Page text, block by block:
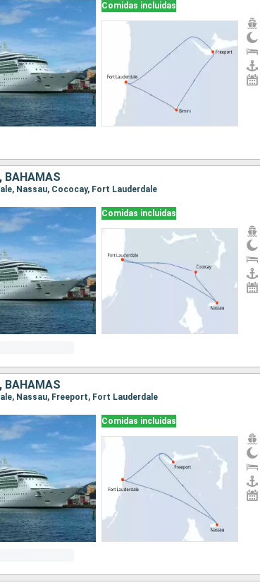
Comidas incluidas
BAHAMAS
Nassau, Cococay, Fort Lauderdale
Comidas incluidas
BAHAMAS
Nassau, Freeport, Fort Lauderdale
Comidas incluidas